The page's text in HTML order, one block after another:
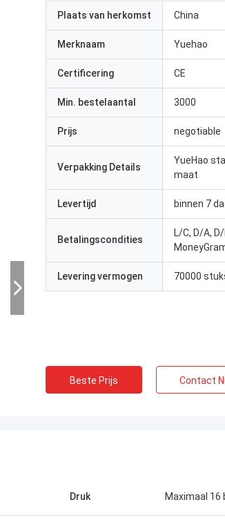
Plaats van herkomst China
Merknaam Yuehao
Certificering CE
Min. bestelaantal 3000
Prijs negotiable
Verpakking Details
YueHao
maat
Levertijd binnen 7
Betalingscondities
L/C, D/A,
Levering vermogen 70000
Beste Prijs Contact
Druk Maximaal 16